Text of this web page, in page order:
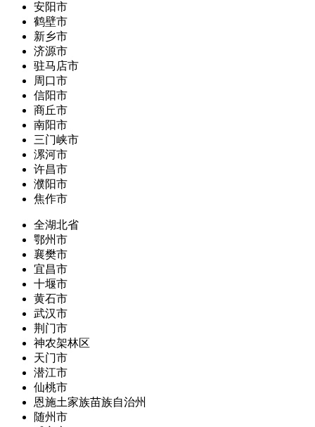
安阳市
鹤壁市
新乡市
济源市
驻马店市
周口市
信阳市
商丘市
南阳市
三门峡市
漯河市
许昌市
濮阳市
焦作市
全湖北省
鄂州市
襄樊市
宜昌市
十堰市
黄石市
武汉市
荆门市
神农架林区
天门市
潜江市
仙桃市
恩施土家族苗族自治州
随州市